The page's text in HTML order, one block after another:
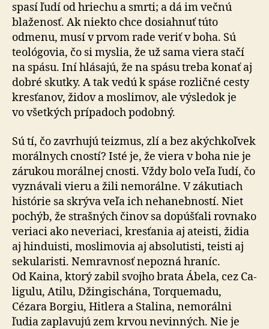
spasí ľudí od hriechu a smrti; a dá im večnú
blaženosť. Ak niekto chce dosiahnuť túto
odmenu, musí v prvom rade veriť v boha. Sú
teo­ló­go­via, čo si myslia, že už sama viera stačí
na spásu. Iní hlásajú, že na spásu treba konať aj
dobré skutky. A tak vedú k spáse rozličné cesty
kresťanov, židov a moslimov, ale výsledok je
vo všetkých prípadoch podobný.
Sú tí, čo zavrhujú teizmus, zlí a bez akýchkoľvek
morálnych cností? Isté je, že viera v boha nie je
zárukou morálnej cnosti. Vždy bolo veľa ľudí, čo
vyznávali vieru a žili nemorálne. V zákutiach
histórie sa skrýva veľa ich ne­ha­neb­ností. Niet
pochýb, že strašných činov sa dopúšťali rovnako
veriaci ako neveriaci, kresťania aj ateisti, židia
aj hinduisti, moslimovia aj absolutisti, teisti aj
sekularisti. Nemravnosť nepozná hraníc.
Od Kaina, ktorý zabil svojho brata Ábela, cez Ca­
li­gulu, Atilu, Džin­gis­chána, Torque­madu,
Cézara Borgiu, Hitlera a Stalina, ne­mo­rálni
ľudia zaplavujú zem krvou ne­vin­ných. Nie je